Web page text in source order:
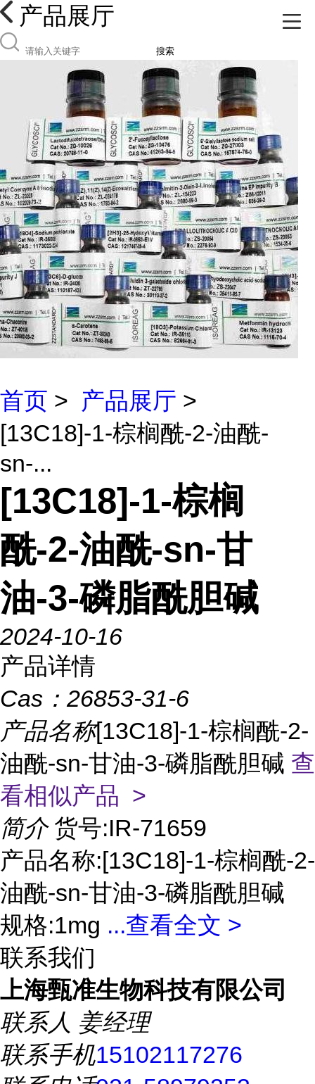
产品展厅
搜索
首页 > 产品展厅 >
[13C18]-1-棕榈酰-2-油酰-
sn-...
[13C18]-1-棕榈
酰-2-油酰-sn-甘
油-3-磷脂酰胆碱
2024-10-16
产品详情
Cas： 26853-31-6
产品名称[13C18]-1-棕榈酰-2-
油酰-sn-甘油-3-磷脂酰胆碱 查
看相似产品 >
简介 货号:IR-71659
产品名称:[13C18]-1-棕榈酰-2-
油酰-sn-甘油-3-磷脂酰胆碱
规格:1mg ...查看全文 >
联系我们
上海甄准生物科技有限公司
联系人 姜经理
联系手机15102117276